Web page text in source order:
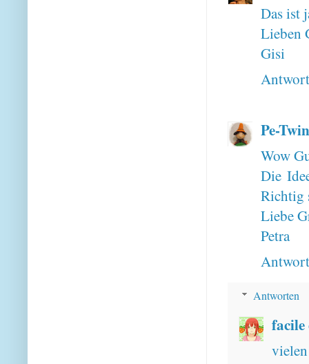
Das ist
Lieben
Gisi
Pe-
Wow
Die
Richtig
Liebe
Petra
Antworten
facile